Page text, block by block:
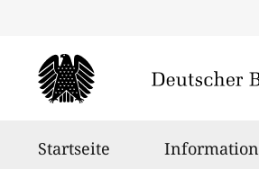
Startseite